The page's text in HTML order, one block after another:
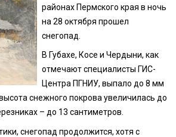
районах Пермского края в ночь
на 28 октября прошел
снегопад.
В Губахе, Косе и Чердыни, как
отмечают специалисты ГИС-
Центра ПГНИУ, выпало до 8 мм
снежного покрова увеличилась до
– до 13 сантиметров.
снегопад продолжится, хотя с